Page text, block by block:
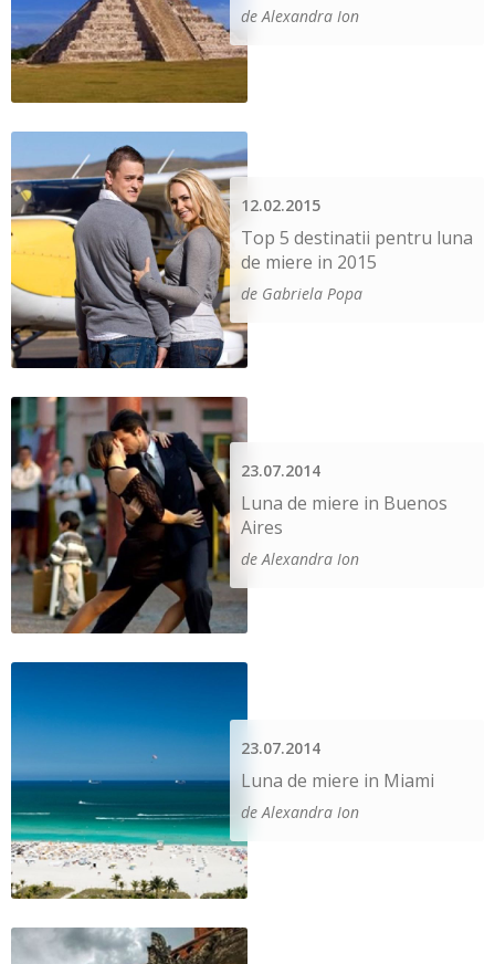
de Alexandra Ion
12.02.2015
Top 5 destinatii pentru luna
de miere in 2015
de Gabriela Popa
23.07.2014
Luna de miere in Buenos
Aires
de Alexandra Ion
23.07.2014
Luna de miere in Miami
de Alexandra Ion